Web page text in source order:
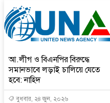
আ.লীগ ও বিএনপির বিরুদ্ধে
সমানভাবে লড়াই চালিয়ে যেতে
হবে: নাহিদ
বুধবার, ২৪ জুন, ২০২৬